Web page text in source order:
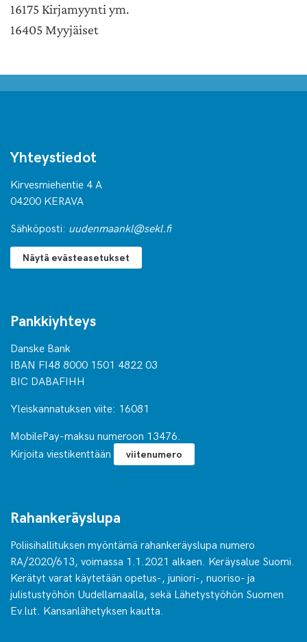
16175 Kirjamyynti ym.
16405 Myyjäiset
Yhteystiedot
Kirvesmiehentie 4 A
04200 KERAVA
Sähköposti: uudenmaankl@sekl.fi
Näytä evästeasetukset
Pankkiyhteys
Danske Bank
IBAN FI48 8000 1501 4822 03
BIC DABAFIHH
Yleiskannatuksen viite: 16081
MobilePay-maksu numeroon 13476.
Kirjoita viestikenttään
viitenumero
Rahankeräyslupa
Poliisihallituksen myöntämä rahankeräyslupa numero
RA/2020/613, voimassa 1.1.2021 alkaen. Keräysalue Suomi.
Kerätyt varat käytetään opetus-, juniori-, nuoriso- ja
julistustyöhön Uudellamaalla, sekä Lähetystyöhön Suomen
Ev.lut. Kansanlähetyksen kautta.